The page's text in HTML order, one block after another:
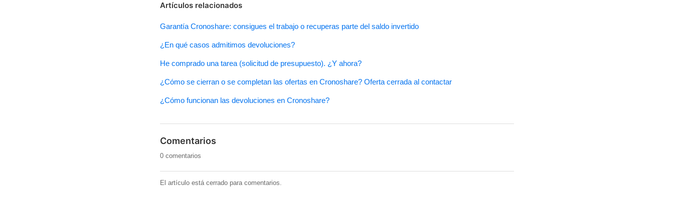
Artículos relacionados
Garantía Cronoshare: consigues el trabajo o recuperas parte del saldo invertido
¿En qué casos admitimos devoluciones?
He comprado una tarea (solicitud de presupuesto). ¿Y ahora?
¿Cómo se cierran o se completan las ofertas en Cronoshare? Oferta cerrada al contactar
¿Cómo funcionan las devoluciones en Cronoshare?
Comentarios
0 comentarios
El artículo está cerrado para comentarios.